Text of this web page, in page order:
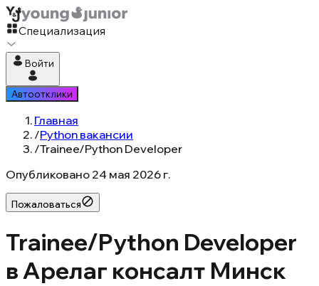
Специализация
Войти
Автоотклики
Главная
/Python вакансии
/Trainee/Python Developer
Опубликовано 24 мая 2026 г.
Пожаловаться
Trainee/Python Developer
в Арелаг консалт Минск